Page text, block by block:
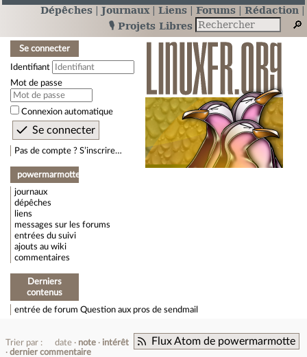
Dépêches Journaux Liens Forums
Rédaction
🎙️ Projets Libres
Se connecter
Identifiant
Mot de passe
Connexion automatique
Pas de compte ? S’inscrire…
powermarmotte
journaux
dépêches
liens
messages sur les forums
entrées du suivi
ajouts au wiki
commentaires
Derniers
contenus
entrée de forum Question aux pros de sendmail
Flux Atom de powermarmotte
Trier par : date note
intérêt
dernier commentaire